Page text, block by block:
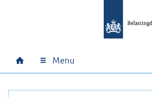
Hoofdnavigatie
Home Menu